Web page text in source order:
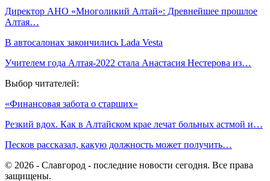
Директор АНО «Многоликий Алтай»: Древнейшее прошлое
Алтая…
В автосалонах закончились Lada Vesta
Учителем года Алтая-2022 стала Анастасия Нестерова из…
Выбор читателей:
«Финансовая забота о старших»
Резкий вдох. Как в Алтайском крае лечат больных астмой и…
Песков рассказал, какую должность может получить…
© 2026 - Славгород - последние новости сегодня. Все права
защищены.